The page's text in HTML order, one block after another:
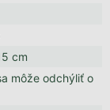
cm
môže odchýliť o